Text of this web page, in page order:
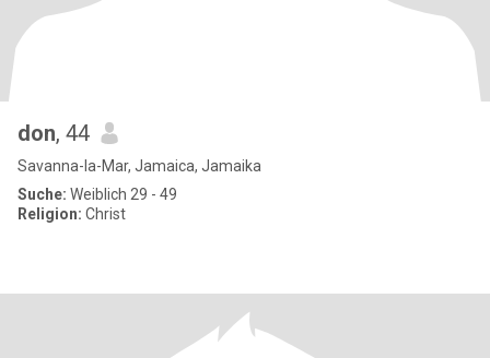
don, 44
Savanna-la-Mar, Jamaica, Jamaika
Suche: Weiblich 29 - 49
Religion: Christ